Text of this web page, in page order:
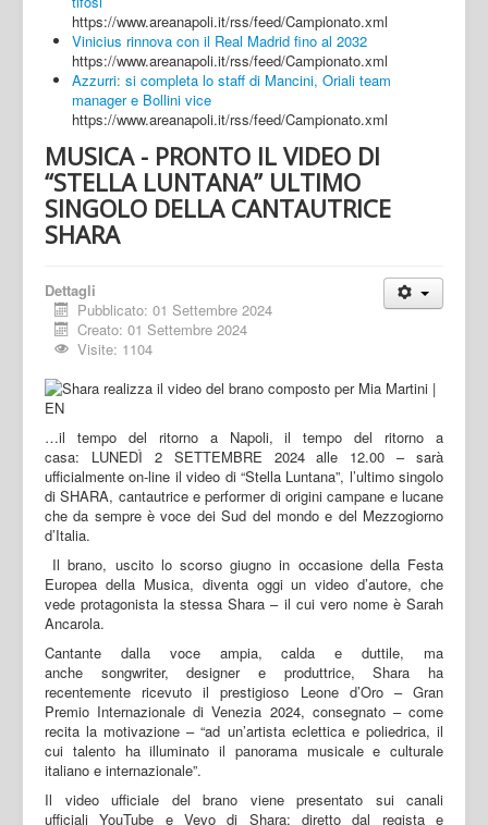
https://www.areanapoli.it/rss/feed/Campionato.xml
Vinicius rinnova con il Real Madrid fino al 2032
https://www.areanapoli.it/rss/feed/Campionato.xml
Azzurri: si completa lo staff di Mancini, Oriali team
manager e Bollini vice
https://www.areanapoli.it/rss/feed/Campionato.xml
MUSICA - PRONTO IL VIDEO DI
“STELLA LUNTANA” ULTIMO
SINGOLO DELLA CANTAUTRICE
SHARA
Dettagli
Pubblicato: 01 Settembre 2024
Creato: 01 Settembre 2024
Visite: 1104
…il tempo del ritorno a Napoli, il tempo del ritorno a
casa: LUNEDÌ 2 SETTEMBRE 2024 alle 12.00 – sarà
ufficialmente on-line il video di “Stella Luntana”, l’ultimo singolo
di SHARA, cantautrice e performer di origini campane e lucane
che da sempre è voce dei Sud del mondo e del Mezzogiorno
d’Italia.
Il brano, uscito lo scorso giugno in occasione della Festa
Europea della Musica, diventa oggi un video d’autore, che
vede protagonista la stessa Shara – il cui vero nome è Sarah
Ancarola.
Cantante dalla voce ampia, calda e duttile, ma
anche songwriter, designer e produttrice, Shara ha
recentemente ricevuto il prestigioso Leone d’Oro – Gran
Premio Internazionale di Venezia 2024, consegnato – come
recita la motivazione – “ad un’artista eclettica e poliedrica, il
cui talento ha illuminato il panorama musicale e culturale
italiano e internazionale”.
Il video ufficiale del brano viene presentato sui canali
ufficiali YouTube e Vevo di Shara: diretto dal regista e